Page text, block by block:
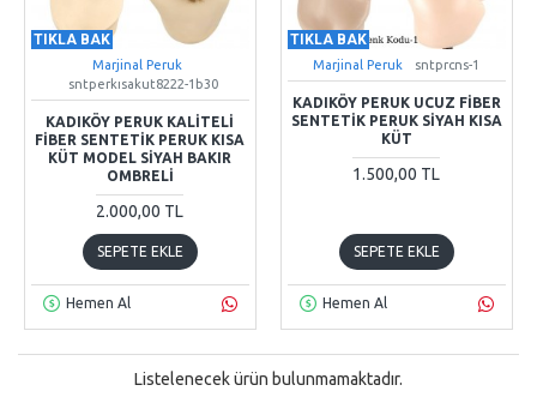
TIKLA BAK
Marjinal Peruk
sntperkısakut8222-1b30
KADIKÖY PERUK KALITELI
FIBER SENTETIK PERUK KISA
KÜT MODEL SIYAH BAKIR
OMBRELI
2.000,00 TL
SEPETE EKLE
Hemen Al
TIKLA BAK
Marjinal Peruk sntprcns-1
KADIKÖY PERUK UCUZ FIBER
SENTETIK PERUK SIYAH KISA
KÜT
1.500,00 TL
SEPETE EKLE
Hemen Al
Listelenecek ürün bulunmamaktadır.